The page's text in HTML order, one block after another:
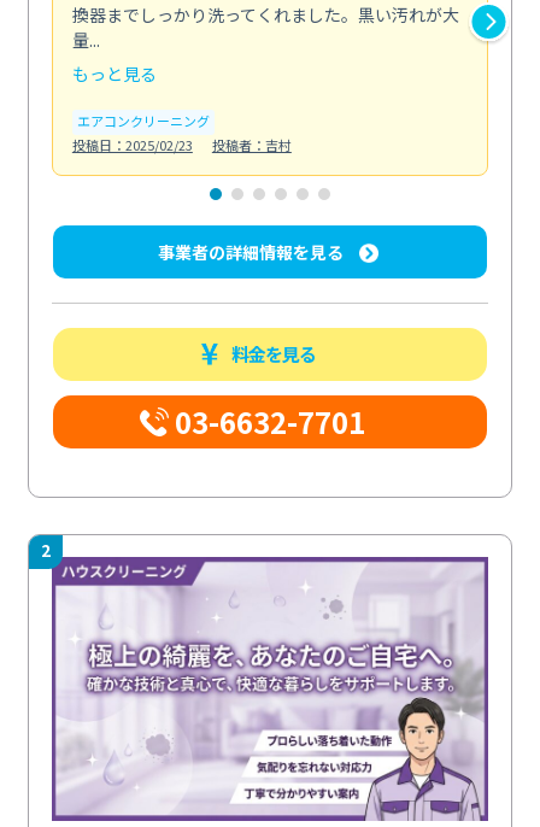
換器までしっかり洗ってくれました。黒い汚れが大
量...
もっと見る
エアコンクリーニング
投稿日：2025/02/23
投稿者：吉村
事業者の詳細情報を見る
料金を見る
03-6632-7701
2